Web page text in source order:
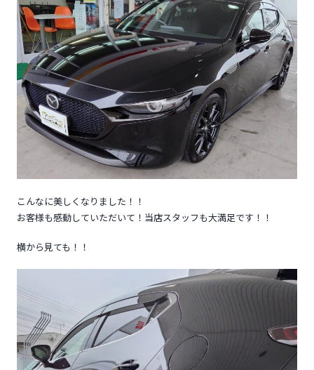
こんなに美しくなりました！！
お客様も感動していただいて！当店スタッフも大満足です！！
横から見ても！！